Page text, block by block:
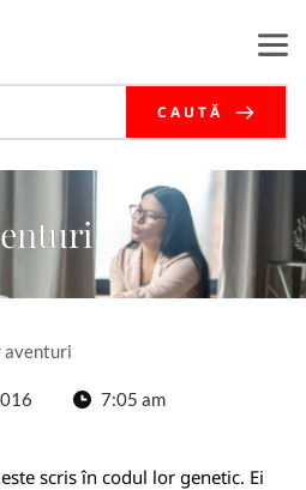
CAUTĂ
aventuri
7:05 am
scris în codul lor genetic. Ei